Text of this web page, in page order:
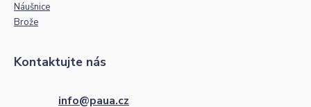
Náušnice
Brože
Kontaktujte nás
info@paua.cz